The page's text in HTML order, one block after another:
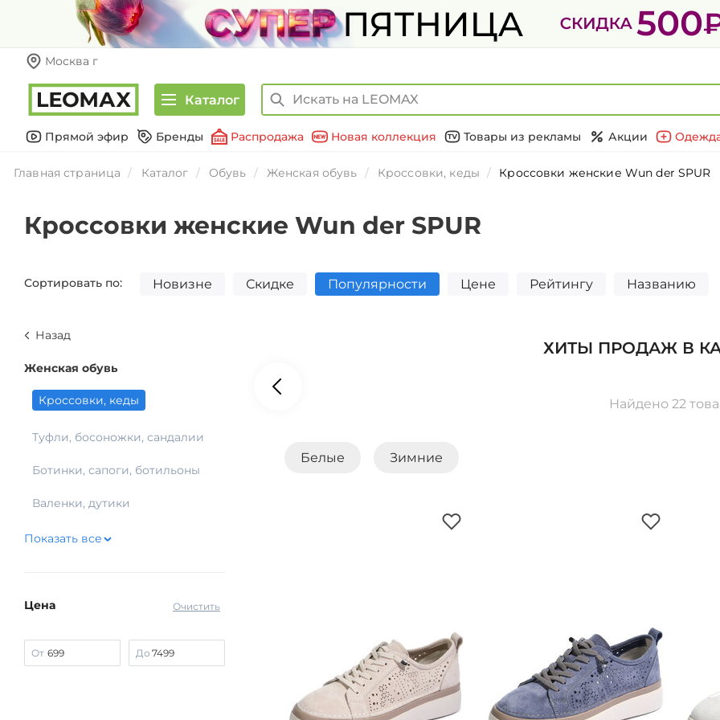
Москва г
Каталог
Прямой эфир Бренды Распродажа Новая коллекция Товары из рекламы Акции
Главная страница Каталог Обувь Женская обувь Кроссовки, кеды Кроссовки женские Wun der SPUR
Кроссовки женские Wun der SPUR
Сортировать по: Новизне Скидке Популярности Цене Рейтингу Названию
Назад
Женская обувь
Кроссовки, кеды
Туфли, босоножки, сандалии
Ботинки, сапоги, ботильоны
Валенки, дутики
Показать все
Очистить
Цена
От До
ХИТЫ ПРОДАЖ В
Найдено 22
Белые Зимние